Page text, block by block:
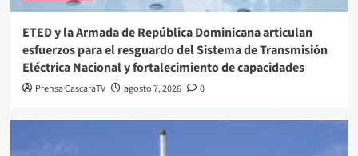
ETED y la Armada de República Dominicana articulan
esfuerzos para el resguardo del Sistema de Transmisión
Eléctrica Nacional y fortalecimiento de capacidades
Prensa CascaraTV agosto 7, 2026 0